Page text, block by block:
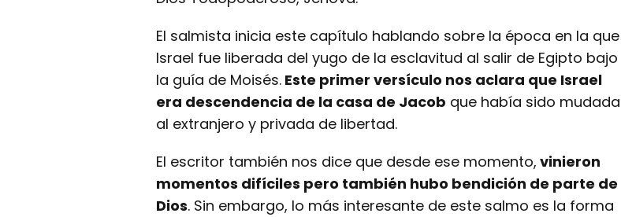
El salmista inicia este capítulo hablando sobre la época en la que
Israel fue liberada del yugo de la esclavitud al salir de Egipto bajo
la guía de Moisés. Este primer versículo nos aclara que Israel
era descendencia de la casa de Jacob que había sido mudada
al extranjero y privada de libertad.
El escritor también nos dice que desde ese momento, vinieron
momentos difíciles pero también hubo bendición de parte de
Dios. Sin embargo, lo más interesante de este salmo es la forma